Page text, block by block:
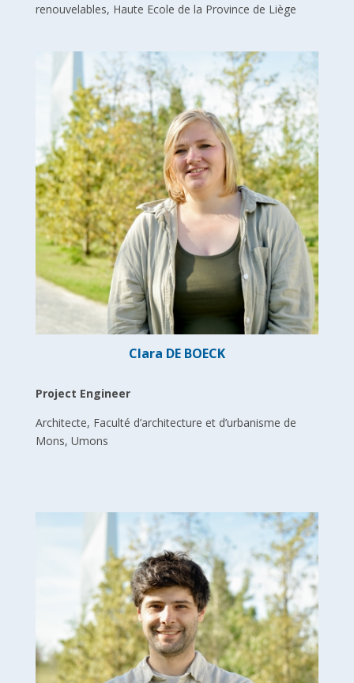
renouvelables, Haute Ecole de la Province de Liège
Clara DE BOECK
Project Engineer
Architecte, Faculté d’architecture et d’urbanisme de
Mons, Umons